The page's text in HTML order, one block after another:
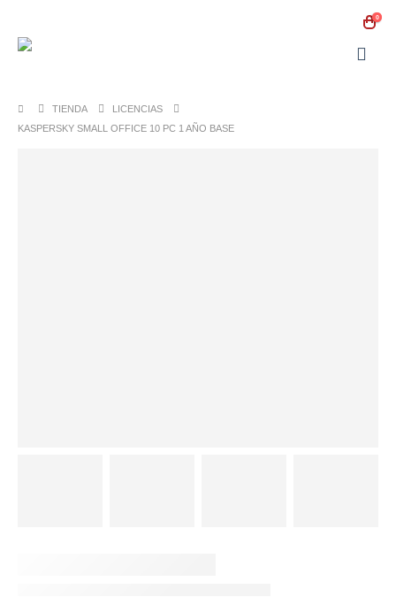
0
TIENDA
LICENCIAS
KASPERSKY SMALL OFFICE 10 PC 1 AÑO BASE